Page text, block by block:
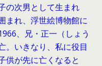
の次男として生まれ
まれ、浮世絵博物館に
、兄・正一（しょう
。いきなり、私に役目
供が先に亡くなると